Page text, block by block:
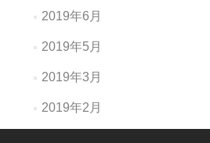
2019年6月
2019年5月
2019年3月
2019年2月